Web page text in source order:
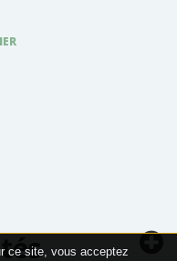
ce site, vous acceptez